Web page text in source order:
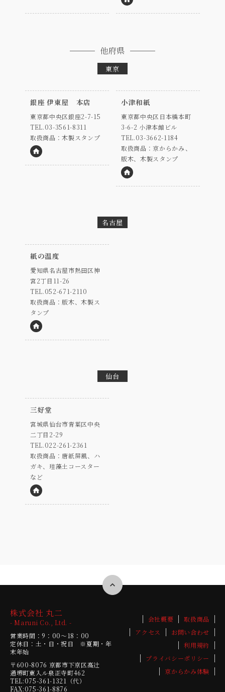
他府県
東京
銀座 伊東屋 本店
東京都中央区銀座2-7-15
TEL.03-3561-8311
取扱商品：木製スタンプ
小津和紙
東京都中央区日本橋本町
3-6-2 小津本館ビル
TEL.03-3662-1184
取扱商品：京からかみ、
版木、木製スタンプ
名古屋
紙の温度
愛知県名古屋市熱田区神
宮2丁目11-26
TEL.052-671-2110
取扱商品：版木、木製ス
タンプ
仙台
三好堂
宮城県仙台市青葉区中央
二丁目2-29
TEL.022-261-2361
取扱商品：唐紙屏風、ハ
ガキ、珪藻土コースター
など
株式会社 丸二
- Maruni Co., Ltd. -
営業時間：9：00～18：00
定休日：土・日・祝日 ※夏期・年
末年始
〒600-8076 京都市下京区高辻
通堺町東入ル泉正寺町462
TEL:075-361-1321（代）
FAX:075-361-8876
会社概要
取扱商品
アクセス
お問い合わせ
利用規約
プライバシーポリシー
京からかみ体験